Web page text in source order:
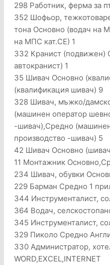
298 Работник, ферма за
352 Шофьор,
тона Основно (водач на
на МПС кат.CE) 1
332 Кранист (подвижен)
автокранист) 1
35 Шивач Основно
(квалификация шивач) 9
328 Шивач, мъжко/
(машинен оператор
-шивач),Средно
производство -шивач) 5
42 Шивач Основно
11 Монтажник
234 Шивач, обувки
229 Барман Средно 1
344 Инструменталист,
364 Водач,
345 Инструменталист,
329 Пиколо Средно
330 Администратор,
WORD,EXCEL,INTERNET